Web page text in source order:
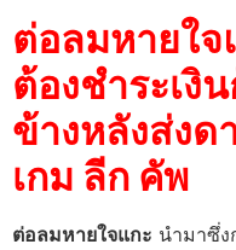
ต่อลมหายใจ
ต้องชำระเงิ
ข้างหลังส่งด
เกม ลีก คัพ
ต่อลมหายใจแกะ นำมาซึ่ง